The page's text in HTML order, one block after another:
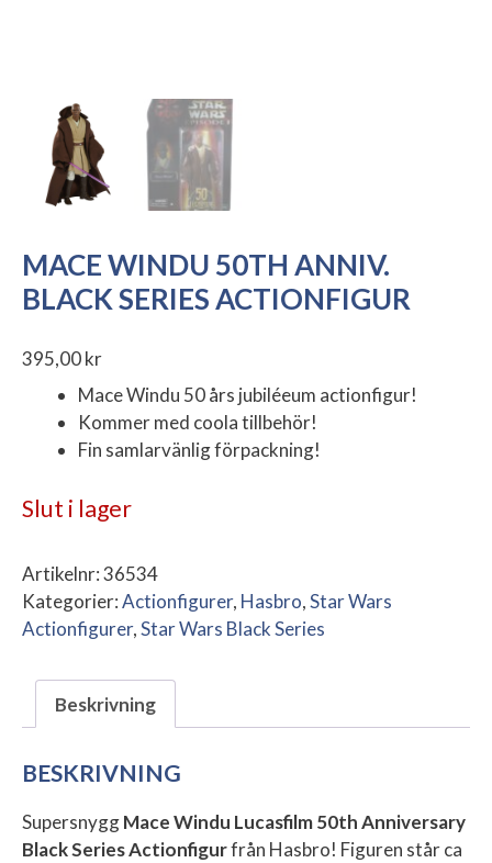
MACE WINDU 50TH ANNIV.
BLACK SERIES ACTIONFIGUR
395,00kr
Mace Windu 50 års jubiléeum actionfigur!
Kommer med coola tillbehör!
Fin samlarvänlig förpackning!
Slut i lager
Artikelnr:36534
Kategorier:Actionfigurer, Hasbro,Star Wars
Actionfigurer,Star Wars Black Series
Beskrivning
BESKRIVNING
SupersnyggMace Windu Lucasfilm 50th Anniversary
Black Series Actionfigurfrån Hasbro! Figuren står ca